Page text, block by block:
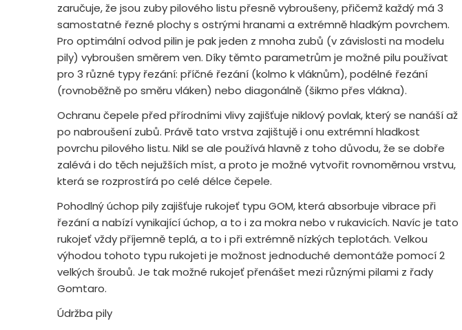
zaručuje, že jsou zuby pilového listu přesně vybroušeny, přičemž každý má 3
samostatné řezné plochy s ostrými hranami a extrémně hladkým povrchem.
Pro optimální odvod pilin je pak jeden z mnoha zubů (v závislosti na modelu
pily) vybroušen směrem ven. Díky těmto parametrům je možné pilu používat
pro 3 různé typy řezání: příčné řezání (kolmo k vláknům), podélné řezání
(rovnoběžně po směru vláken) nebo diagonálně (šikmo přes vlákna).
Ochranu čepele před přírodními vlivy zajišťuje niklový povlak, který se nanáší až
po nabroušení zubů. Právě tato vrstva zajištujě i onu extrémní hladkost
povrchu pilového listu. Nikl se ale používá hlavně z toho důvodu, že se dobře
zalévá i do těch nejužších míst, a proto je možné vytvořit rovnoměrnou vrstvu,
která se rozprostírá po celé délce čepele.
Pohodlný úchop pily zajišťuje rukojeť typu GOM, která absorbuje vibrace při
řezání a nabízí vynikající úchop, a to i za mokra nebo v rukavicích. Navíc je tato
rukojeť vždy příjemně teplá, a to i při extrémně nízkých teplotách. Velkou
výhodou tohoto typu rukojeti je možnost jednoduché demontáže pomocí 2
velkých šroubů. Je tak možné rukojeť přenášet mezi různými pilami z řady
Gomtaro.
Údržba pily